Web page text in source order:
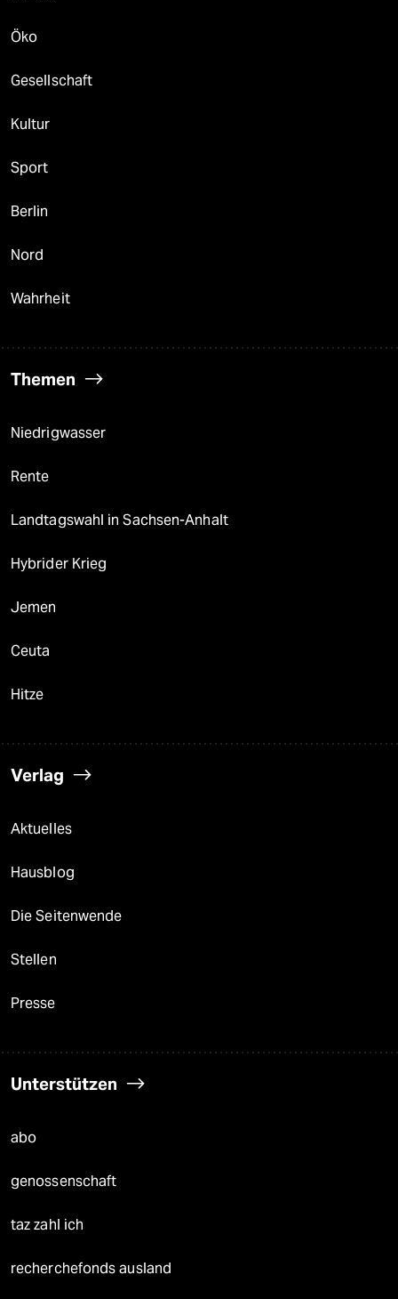
Öko
Gesellschaft
Kultur
Sport
Berlin
Nord
Wahrheit
Themen
Niedrigwasser
Rente
Landtagswahl in Sachsen-Anhalt
Hybrider Krieg
Jemen
Ceuta
Hitze
Verlag
Aktuelles
Hausblog
Die Seitenwende
Stellen
Presse
Unterstützen
abo
genossenschaft
taz zahl ich
recherchefonds ausland